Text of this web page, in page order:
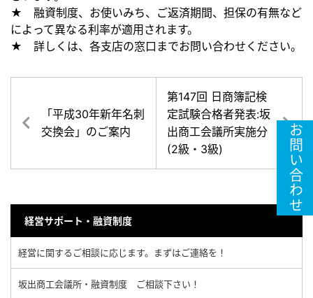
★ 融資制度、お使いみち、ご返済期間、 担保の有無など
によって異なる利率が適用されます。
★ 詳しくは、各支店の窓口までお問い合わせください。
「平成30年新年名刺
交換会」のご案内
第147回 日商簿記検
定試験合格者発表:坂
出商工会議所実施分
(2級・3級)
経営サポート・融資制度
経営に関するご相談に応じます。まずはご連絡を！
坂出商工会議所・融資制度 ご相談下さい！
お問い合わせ